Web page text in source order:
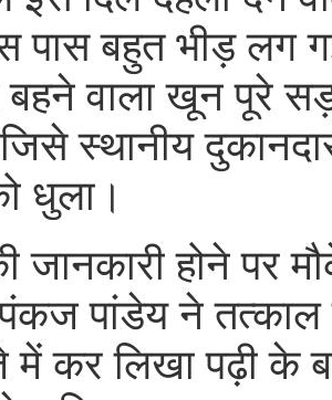
पास बहुत भीड़ लग
वाला खून पूरे
स्थानीय
धुला।
जानकारी होने पर
पंकज पांडेय ने
कर लिखा पढ़ी के